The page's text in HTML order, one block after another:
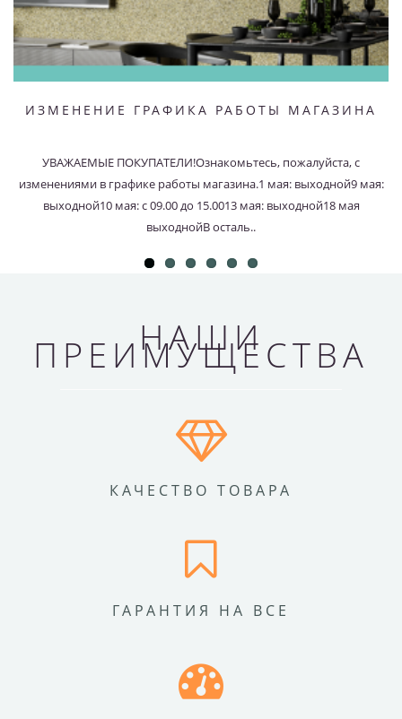
ИЗМЕНЕНИЕ ГРАФИКА РАБОТЫ МАГАЗИНА
УВАЖАЕМЫЕ ПОКУПАТЕЛИ!Ознакомьтесь, пожалуйста, с
изменениями в графике работы магазина.1 мая: выходной9 мая:
выходной10 мая: с 09.00 до 15.0013 мая: выходной18 мая
выходнойВ осталь..
НАШИ
ПРЕИМУЩЕСТВА
КАЧЕСТВО ТОВАРА
ГАРАНТИЯ НА ВСЕ